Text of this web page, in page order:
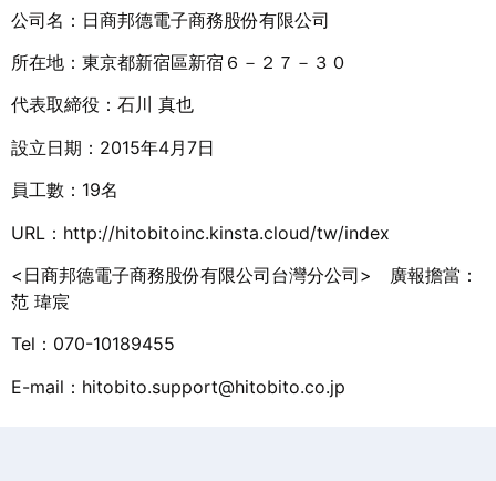
公司名：日商邦德電子商務股份有限公司
所在地：東京都新宿區新宿６－２７－３０
代表取締役：石川 真也
設立日期：2015年4月7日
員工數：19名
URL：http://hitobitoinc.kinsta.cloud/tw/index
<日商邦德電子商務股份有限公司台灣分公司> 廣報擔當：
范 瑋宸
Tel：070-10189455
E-mail：hitobito.support@hitobito.co.jp